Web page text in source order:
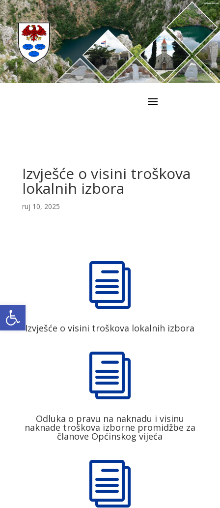
Open toolbar
Izvješće o visini troškova
lokalnih izbora
ruj 10, 2025
i
Izvješće o visini troškova lokalnih izbora
i
Odluka o pravu na naknadu i visinu
naknade troškova izborne promidžbe za
članove Općinskog vijeća
i